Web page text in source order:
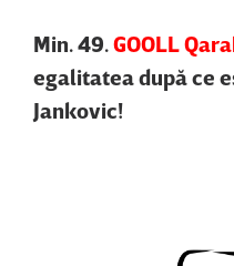
Min. 49.GOOLL
egalitatea după ce
Jankovic!